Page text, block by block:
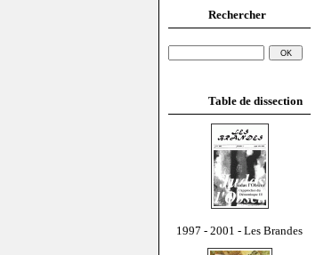
Rechercher
Table de dissection
1997 - 2001 - Les Brandes